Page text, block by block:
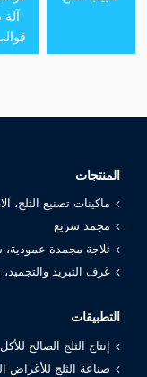
المنتجات
ماكينات تصنيع الثلج،
مجمد سريع
ثلاجة مجمدة
غرف التبريد
التطبيقات
إنتاج الثلج الصالح للأكل
صناعة الثلج للأغراض